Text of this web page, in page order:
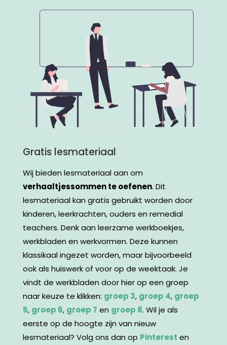
Gratis lesmateriaal
Wij bieden lesmateriaal aan om
verhaaltjessommen te oefenen. Dit
lesmateriaal kan gratis gebruikt worden door
kinderen, leerkrachten, ouders en remedial
teachers. Denk aan leerzame werkboekjes,
werkbladen en werkvormen. Deze kunnen
klassikaal ingezet worden, maar bijvoorbeeld
ook als huiswerk of voor op de weektaak. Je
vindt de werkbladen door hier op een groep
naar keuze te klikken: groep 3, groep 4, groep
5, groep 6, groep 7 en groep 8. Wil je als
eerste op de hoogte zijn van nieuw
lesmateriaal? Volg ons dan op Pinterest en